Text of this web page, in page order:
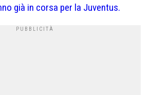
già in corsa per la Juventus.